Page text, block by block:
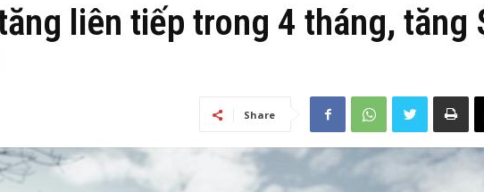
liên tiếp trong 4 tháng, tăng
Share